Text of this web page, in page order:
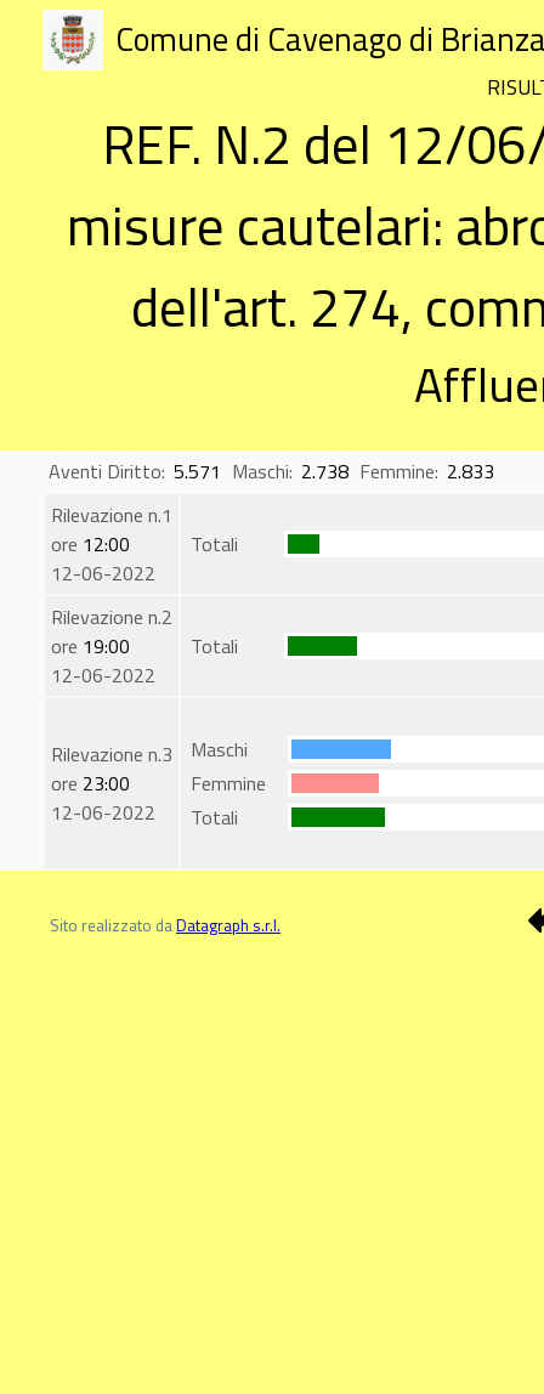
Comune di Cavenago di
REF. N.2 del 12/
misure cautelari:
dell'art. 274,
Aventi Diritto: 5.571 Maschi: 2.738 Femmine: 2.833
Rilevazione n.1
ore 12:00
12-06-2022
Totali
Rilevazione n.2
ore 19:00
12-06-2022
Totali
Rilevazione n.3
ore 23:00
12-06-2022
Maschi
Femmine
Totali
Sito realizzato daDatagraph s.r.l.